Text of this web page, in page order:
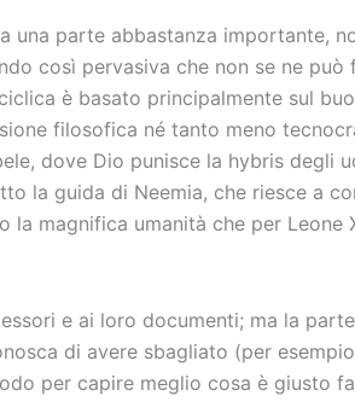
una parte abbastanza importante,
così pervasiva che non se ne può
è basato principalmente sul
filosofica né tanto meno
dove Dio punisce la hybris degli
la guida di Neemia, che riesce a
magnifica umanità che per Leone
e ai loro documenti; ma la
di avere sbagliato (per
per capire meglio cosa è giusto